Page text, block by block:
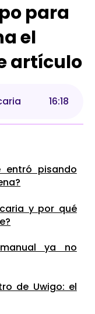
para
el
artículo
16:18
entró pisando
y por qué
ya no
de Uwigo: el